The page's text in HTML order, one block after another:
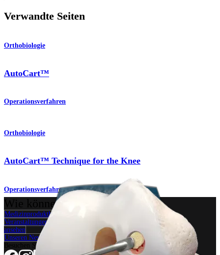
Verwandte Seiten
Orthobiologie
AutoCart™
Operationsverfahren
Orthobiologie
AutoCart™ Technique for the Knee
Operationsverfahren
Wie können wir Ihnen helfen?
Medizinproduktberater:in kontaktieren
Veranstaltungen, Lab-Vorführungen und Schulungsmöglichkeiten
ansehen
Unseren Newsletter abonnieren
Besuchen Sie uns